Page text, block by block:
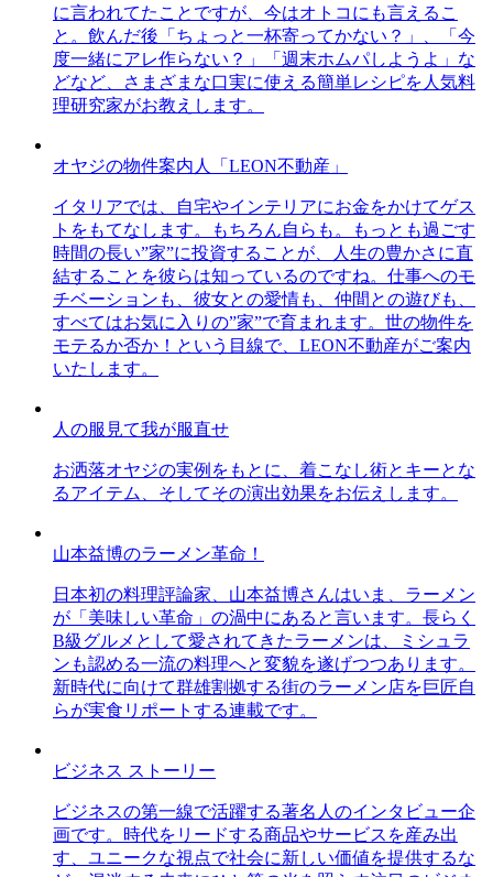
に言われてたことですが、今はオトコにも言えるこ
と。飲んだ後「ちょっと一杯寄ってかない？」、「今
度一緒にアレ作らない？」「週末ホムパしようよ」な
どなど、さまざまな口実に使える簡単レシピを人気料
理研究家がお教えします。
オヤジの物件案内人「LEON不動産」
イタリアでは、自宅やインテリアにお金をかけてゲス
トをもてなします。もちろん自らも。もっとも過ごす
時間の長い”家”に投資することが、人生の豊かさに直
結することを彼らは知っているのですね。仕事へのモ
チベーションも、彼女との愛情も、仲間との遊びも、
すべてはお気に入りの”家”で育まれます。世の物件を
モテるか否か！という目線で、LEON不動産がご案内
いたします。
人の服見て我が服直せ
お洒落オヤジの実例をもとに、着こなし術とキーとな
るアイテム、そしてその演出効果をお伝えします。
山本益博のラーメン革命！
日本初の料理評論家、山本益博さんはいま、ラーメン
が「美味しい革命」の渦中にあると言います。長らく
B級グルメとして愛されてきたラーメンは、ミシュラ
ンも認める一流の料理へと変貌を遂げつつあります。
新時代に向けて群雄割拠する街のラーメン店を巨匠自
らが実食リポートする連載です。
ビジネス ストーリー
ビジネスの第一線で活躍する著名人のインタビュー企
画です。時代をリードする商品やサービスを産み出
す、ユニークな視点で社会に新しい価値を提供するな